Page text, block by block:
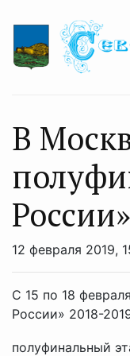
В
12 февраля 2019,
С 15 по 18
России» 2018-
полуфинальный